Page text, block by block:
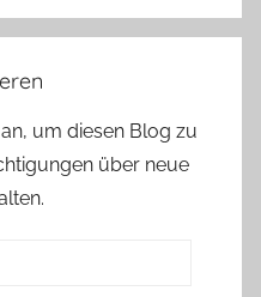
um diesen Blog zu
über neue